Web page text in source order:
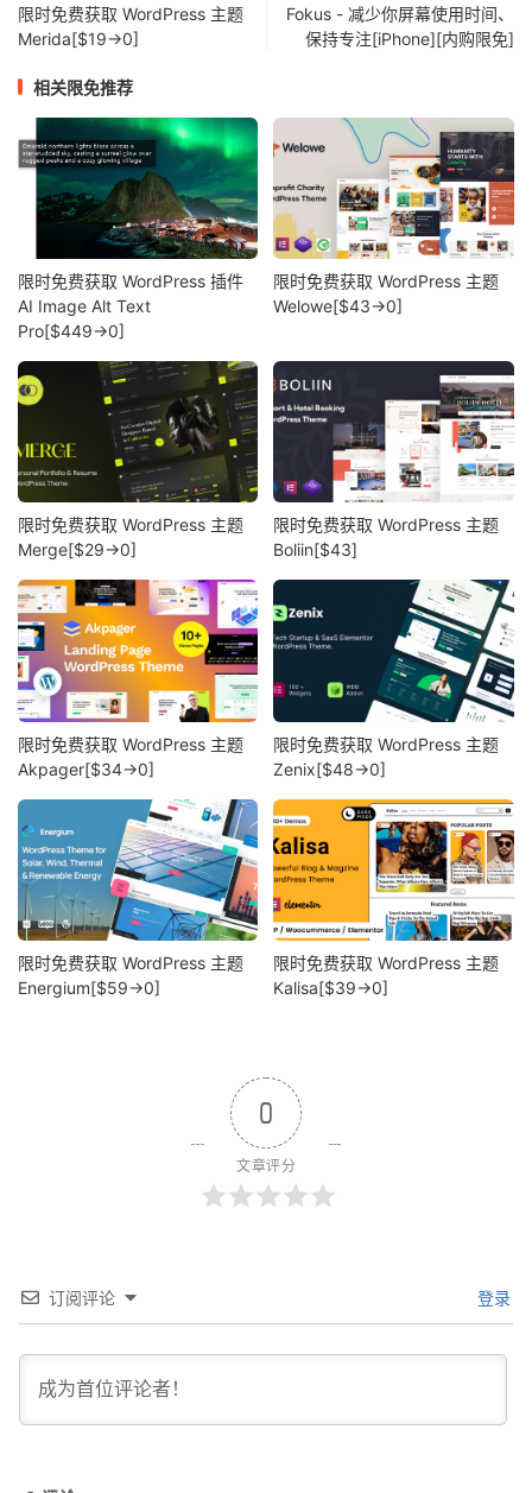
限时免费获取 WordPress 主题
Merida[$19→0]
Fokus - 减少你屏幕使用时间、
保持专注[iPhone][内购限免]
相关限免推荐
限时免费获取 WordPress 插件
AI Image Alt Text
Pro[$449→0]
限时免费获取 WordPress 主题
Welowe[$43→0]
限时免费获取 WordPress 主题
Merge[$29→0]
限时免费获取 WordPress 主题
Boliin[$43]
限时免费获取 WordPress 主题
Akpager[$34→0]
限时免费获取 WordPress 主题
Zenix[$48→0]
限时免费获取 WordPress 主题
Energium[$59→0]
限时免费获取 WordPress 主题
Kalisa[$39→0]
0
文章评分
订阅评论 登录